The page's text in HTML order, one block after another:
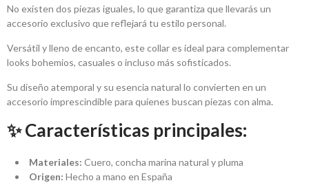
No existen dos piezas iguales, lo que garantiza que llevarás un
accesorio exclusivo que reflejará tu estilo personal.
Versátil y lleno de encanto, este collar es ideal para complementar
looks bohemios, casuales o incluso más sofisticados.
Su diseño atemporal y su esencia natural lo convierten en un
accesorio imprescindible para quienes buscan piezas con alma.
✨ Características principales:
Materiales: Cuero, concha marina natural y pluma
Origen: Hecho a mano en España